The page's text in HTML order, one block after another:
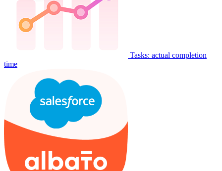
Tasks: actual completion
time